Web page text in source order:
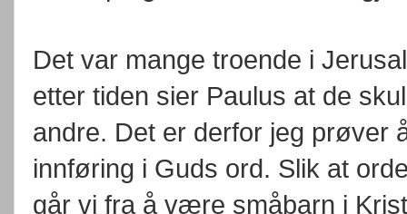
Det var mange troende i
etter tiden sier Paulus at de
andre. Det er derfor jeg prøver
innføring i Guds ord. Slik at
går vi fra å være småbarn i